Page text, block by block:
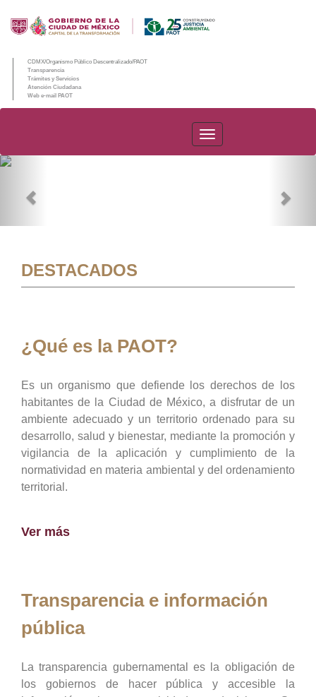
CDMX/Organismo Público Descentralizado/PAOT
Transparencia
Trámites y Servicios
Atención Ciudadana
Web e-mail PAOT
PAOT
DESTACADOS
¿Qué es la PAOT?
Es un organismo que defiende los derechos de los
habitantes de la Ciudad de México, a disfrutar de un
ambiente adecuado y un territorio ordenado para su
desarrollo, salud y bienestar, mediante la promoción y
vigilancia de la aplicación y cumplimiento de la
normatividad en materia ambiental y del ordenamiento
territorial.
Ver más
Transparencia e información
pública
La transparencia gubernamental es la obligación de
los gobiernos de hacer pública y accesible la